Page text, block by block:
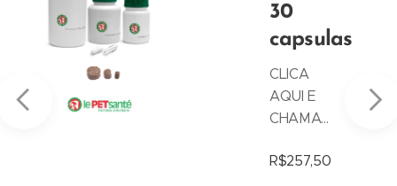
30
capsulas
CLICA
AQUI E
CHAMA
WHATS
R$257,50